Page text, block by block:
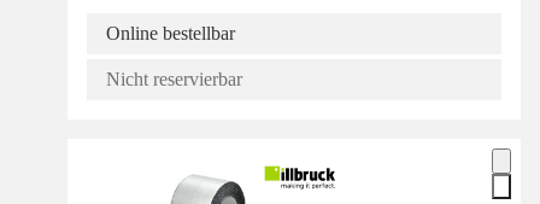
Online bestellbar
Nicht reservierbar